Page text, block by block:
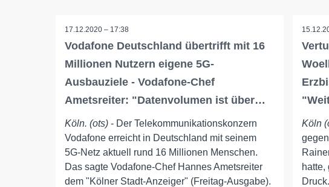
17.12.2020 – 17:38
Vodafone Deutschland übertrifft mit 16
Millionen Nutzern eigene 5G-
Ausbauziele - Vodafone-Chef
Ametsreiter: "Datenvolumen ist über…
Köln. (ots) - Der Telekommunikationskonzern
Vodafone erreicht in Deutschland mit seinem
5G-Netz aktuell rund 16 Millionen Menschen.
Das sagte Vodafone-Chef Hannes Ametsreiter
dem "Kölner Stadt-Anzeiger" (Freitag-Ausgabe).
Köln
hatte,